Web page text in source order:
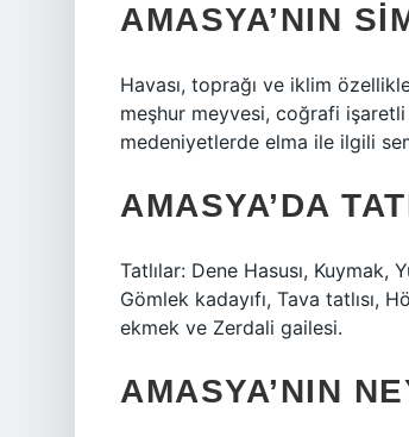
AMASYA’NIN
Havası, toprağı ve iklim
meşhur meyvesi, coğrafi işaretli
medeniyetlerde elma ile ilgili
AMASYA’DA
Tatlılar: Dene Hasusı, Kuymak,
Gömlek kadayıfı, Tava tatlısı,
ekmek ve Zerdali gailesi.
AMASYA’NIN